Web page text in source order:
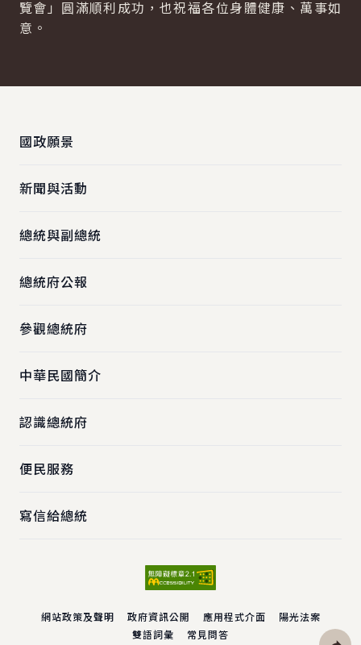
覽會」圓滿順利成功，也祝福各位身體健康、萬事如
意。
國政願景
新聞與活動
總統與副總統
總統府公報
參觀總統府
中華民國簡介
認識總統府
便民服務
寫信給總統
網站政策及聲明 政府資訊公開 應用程式介面
陽光法案
雙語詞彙
常見問答